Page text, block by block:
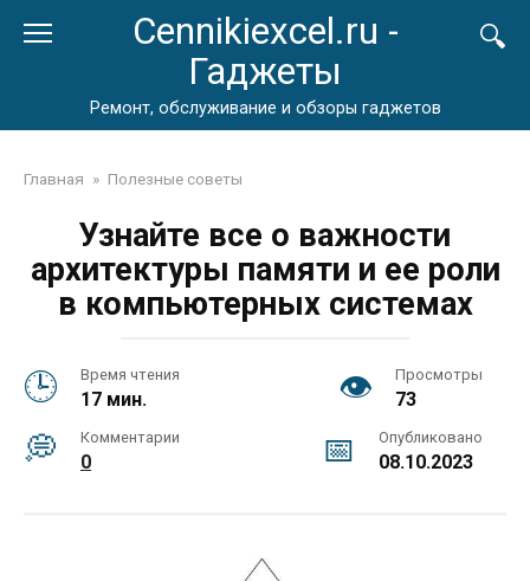
Cennikiexcel.ru -
Гаджеты
Ремонт, обслуживание и обзоры гаджетов
Главная » Полезные советы
Узнайте все о важности
архитектуры памяти и ее роли
в компьютерных системах
Время чтения
17 мин.
Просмотры
73
Комментарии
0
Опубликовано
08.10.2023